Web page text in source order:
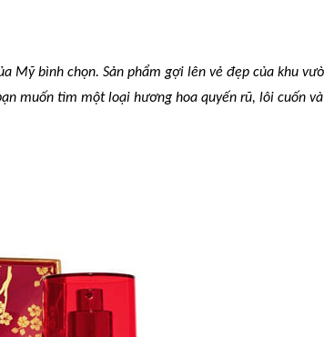
Mỹ bình chọn. Sản phẩm gợi lên vẻ đẹp của khu
muốn tìm một loại hương hoa quyến rũ, lôi cuốn